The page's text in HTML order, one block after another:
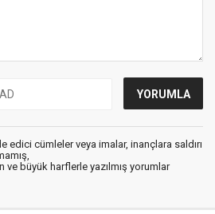
edici cümleler veya imalar, inançlara saldırı
ve büyük harflerle yazılmış yorumlar